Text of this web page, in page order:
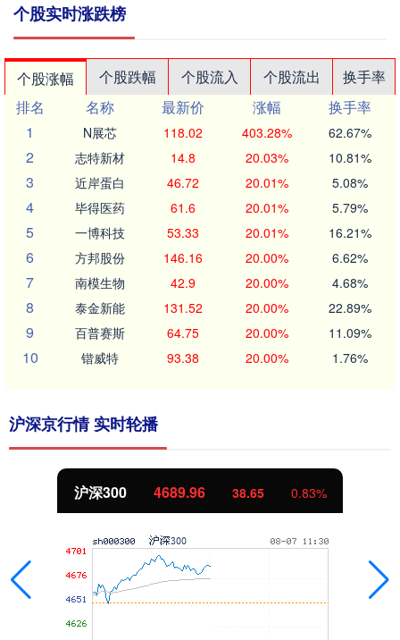
个股实时涨跌榜
个股涨幅 个股跌幅 个股流入 个股流出
换手率
排名
名称 最新价 涨幅
换手率
1
N展芯 118.02 403.28% 62.67%
2 志特新材 14.8 20.03% 10.81%
3 近岸蛋白 46.72 20.01% 5.08%
4 毕得医药 61.6 20.01% 5.79%
5 一博科技 53.33 20.01% 16.21%
6 方邦股份 146.16 20.00% 6.62%
7 南模生物 42.9 20.00% 4.68%
8 泰金新能 131.52 20.00% 22.89%
9 百普赛斯 64.75 20.00% 11.09%
10 锴威特 93.38 20.00% 1.76%
沪深京行情 实时轮播
沪深300 4689.96 38.65 0.83%